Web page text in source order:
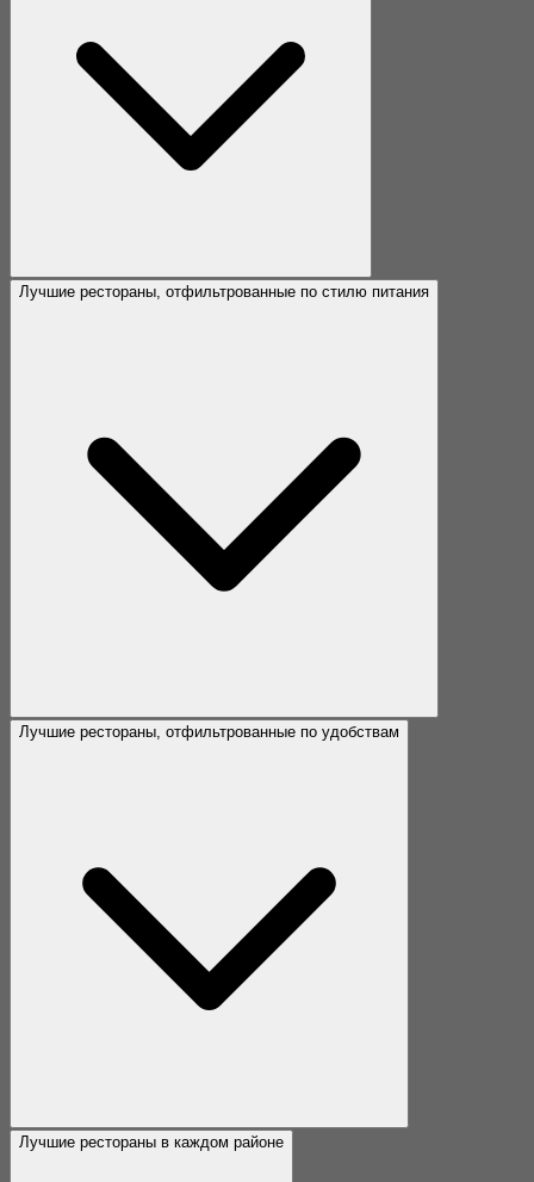
Лучшие рестораны, отфильтрованные по стилю питания
Лучшие рестораны, отфильтрованные по удобствам
Лучшие рестораны в каждом районе